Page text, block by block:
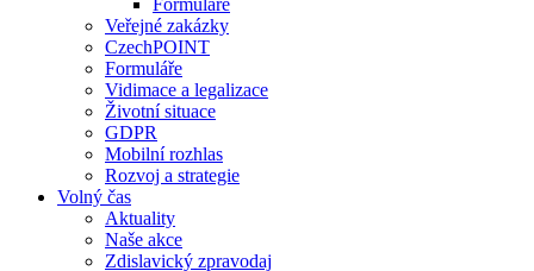
Formuláře
Veřejné zakázky
CzechPOINT
Formuláře
Vidimace a legalizace
Životní situace
GDPR
Mobilní rozhlas
Rozvoj a strategie
Volný čas
Aktuality
Naše akce
Zdislavický zpravodaj